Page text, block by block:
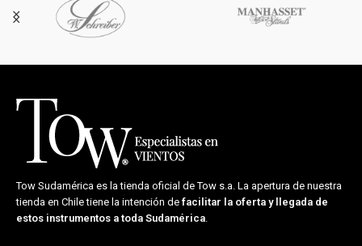
Tow Sudamérica es la tienda oficial deTow s.a. La apertura de nuestra
tienda en Chile tiene la intención de facilitar la oferta y llegada de
estos instrumentos a toda Sudamérica.